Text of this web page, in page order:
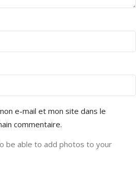
e-mail et mon site dans le
commentaire.
be able to add photos to your